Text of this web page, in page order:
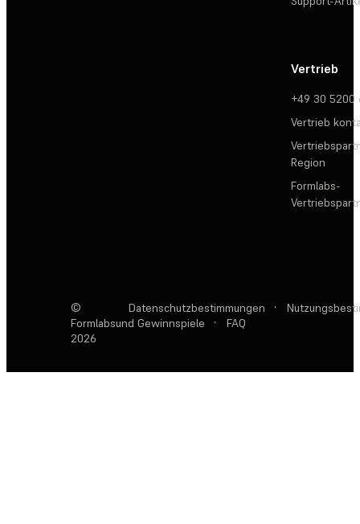
Vertrieb
+49 30 5200
Vertrieb
Region
Formlabs-
©
Formlabs
2026
Datenschutzbestimmungen ·
und Gewinnspiele
· FAQ